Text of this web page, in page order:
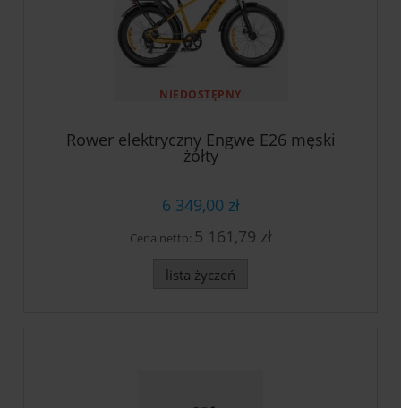
NIEDOSTĘPNY
Rower elektryczny Engwe E26 męski
żółty
6 349,00 zł
Cena netto: 5 161,79 zł
lista życzeń